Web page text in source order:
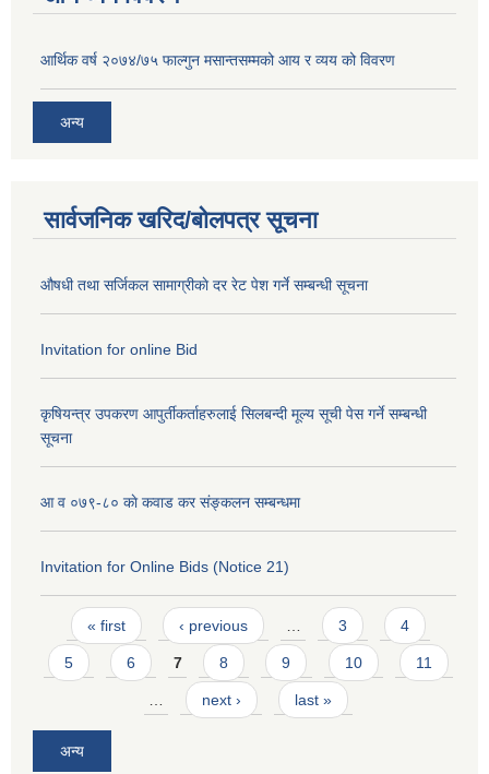
आर्थिक वर्ष २०७४/७५ फाल्गुन मसान्तसम्मको आय र व्यय को विवरण
अन्य
सार्वजनिक खरिद/बोलपत्र सूचना
औषधी तथा सर्जिकल सामाग्रीकाे दर रेट पेश गर्ने सम्बन्धी सूचना
Invitation for online Bid
कृषियन्त्र उपकरण आपुर्तीकर्ताहरुलाई सिलबन्दी मूल्य सूची पेस गर्ने सम्बन्धी
सूचना
आ व ०७९-८० काे कवाड कर संङ्कलन सम्बन्धमा
Invitation for Online Bids (Notice 21)
Pages
« first ‹ previous … 3 4
5 6 7 8 9 10 11
… next › last »
अन्य